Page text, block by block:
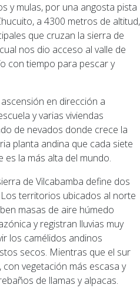
y mulas, por una angosta pista
a 4300 metros de altitud,
que cruzan la sierra de
nos dio acceso al valle de
con tiempo para pescar y
y varias viviendas
de nevados donde crece la
planta andina que cada siete
la más alta del mundo.
territorios ubicados al norte
masas de aire húmedo
y registran lluvias muy
los camélidos andinos
secos. Mientras que el sur
vegetación más escasa y
de llamas y alpacas.